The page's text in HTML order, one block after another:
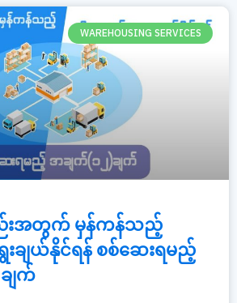
WAREHOUSING SERVICES
းအတွက် မှန်ကန်သည့်
ချယ်နိုင်ရန် စစ်ဆေးရမည့်
ျက်